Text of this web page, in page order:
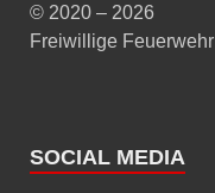
© 2020 – 2026
Freiwillige
SOCIAL MEDIA